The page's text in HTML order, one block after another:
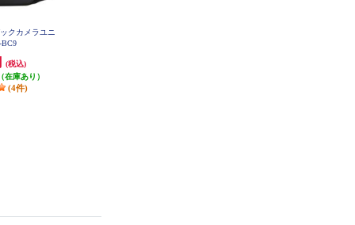
クカメラユニ
BC9
(税込)
在庫あり）
(4件)